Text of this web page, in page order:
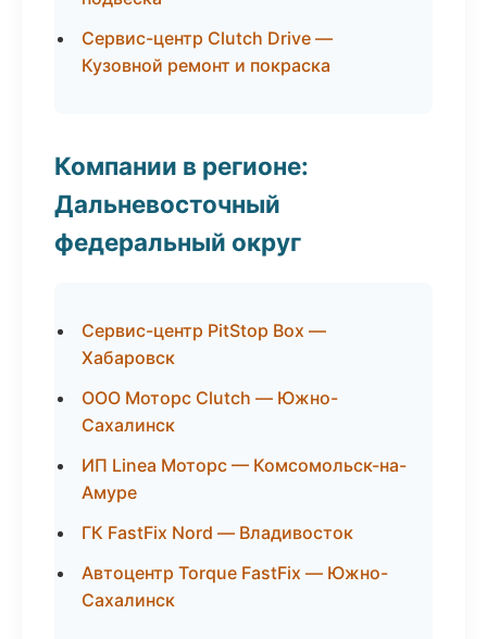
Сервис-центр Clutch Drive —
Кузовной ремонт и покраска
Компании в регионе:
Дальневосточный
федеральный округ
Сервис-центр PitStop Box —
Хабаровск
ООО Моторс Clutch — Южно-
Сахалинск
ИП Linea Моторс — Комсомольск-на-
Амуре
ГК FastFix Nord — Владивосток
Автоцентр Torque FastFix — Южно-
Сахалинск